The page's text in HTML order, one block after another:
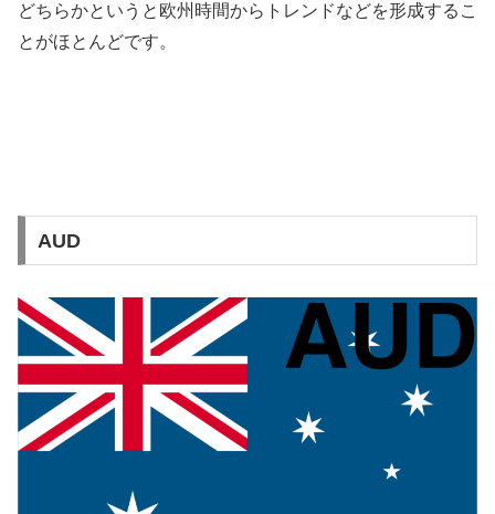
どちらかというと欧州時間からトレンドなどを形成するこ
とがほとんどです。
AUD